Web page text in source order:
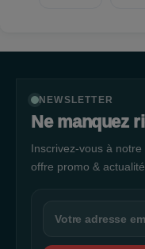
NEWSLETTER
Ne manquez
Inscrivez-vous à
offre promo & actualité.